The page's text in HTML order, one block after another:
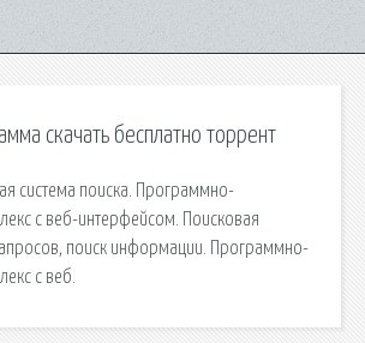
скачать бесплатно торрент
система поиска. Программно-
с веб-интерфейсом. Поисковая
поиск информации. Программно-
с веб.